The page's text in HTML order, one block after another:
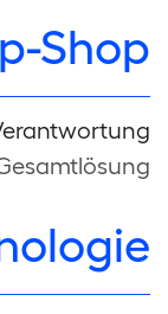
Shop